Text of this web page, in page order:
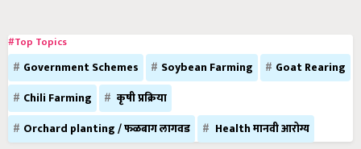
#Top Topics
Government Schemes Soybean Farming
Goat Rearing
Chili Farming
कृषी प्रक्रिया
Orchard planting / फळबाग लागवड
Health मानवी आरोग्य